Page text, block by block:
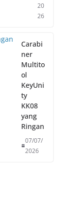
20
26
Carabi
ner
Multito
ol
KeyUni
ty
KK08
yang
Ringan
07/07/
2026